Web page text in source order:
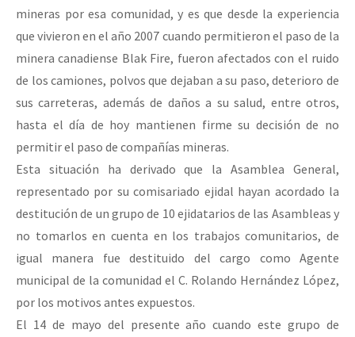
mineras por esa comunidad, y es que desde la experiencia
que vivieron en el año 2007 cuando permitieron el paso de la
minera canadiense Blak Fire, fueron afectados con el ruido
de los camiones, polvos que dejaban a su paso, deterioro de
sus carreteras, además de daños a su salud, entre otros,
hasta el día de hoy mantienen firme su decisión de no
permitir el paso de compañías mineras.
Esta situación ha derivado que la Asamblea General,
representado por su comisariado ejidal hayan acordado la
destitución de un grupo de 10 ejidatarios de las Asambleas y
no tomarlos en cuenta en los trabajos comunitarios, de
igual manera fue destituido del cargo como Agente
municipal de la comunidad el C. Rolando Hernández López,
por los motivos antes expuestos.
El 14 de mayo del presente año cuando este grupo de